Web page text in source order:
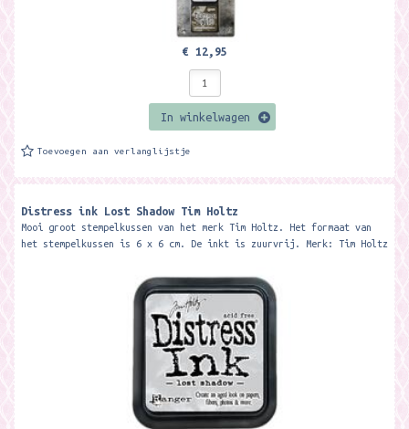
€ 12,95
In winkelwagen
Toevoegen aan verlanglijstje
Distress ink Lost Shadow Tim Holtz
Mooi groot stempelkussen van het merk Tim Holtz. Het formaat van
het stempelkussen is 6 x 6 cm. De inkt is zuurvrij. Merk: Tim Holtz